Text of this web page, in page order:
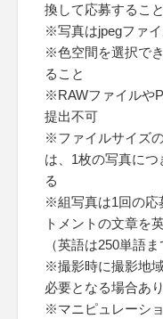
換して応募すること
※写真はjpegファ
※色空間を選択で
ること
※RAWファイルや
提出不可
※ファイルサイズ
は、1枚の写真に
る
※組写真は1回の応
トメントの文章を
（英語は250単語
※撮影時に撮影地
必要となる場合あり
※マニピュレーシ